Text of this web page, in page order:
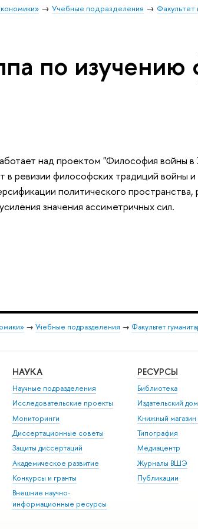
Учебные подразделения Факультет
по
над проектом "Философия войны в
в ревизии философских традиций войны и
политического пространства,
значения ассиметричных сил.
→ Учебные подразделения → Факультет
НАУКА
Научные подразделения
Исследовательские проекты
Мониторинги
Диссертационные советы
Защиты диссертаций
Академическое развитие
Конкурсы и гранты
Внешние научно-
информационные ресурсы
РЕСУРСЫ
Библиотека
Издательский
Книжный магазин
Типография
Медиацентр
Журналы ВШЭ
Публикации